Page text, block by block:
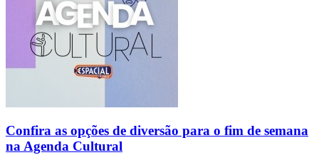
Confira as opções de diversão para o fim de semana
na Agenda Cultural